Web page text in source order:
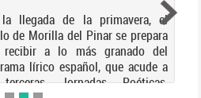
llegada de la primavera, el
de Morilla del Pinar se prepara
recibir a lo más granado del
lírico español, que acude a
Jornadas Poéticas,